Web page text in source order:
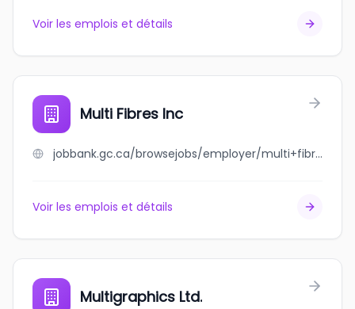
Voir les emplois et détails
Multi Fibres Inc
jobbank.gc.ca/browsejobs/employer/multi+fibres+inc/ca
Voir les emplois et détails
Multigraphics Ltd.